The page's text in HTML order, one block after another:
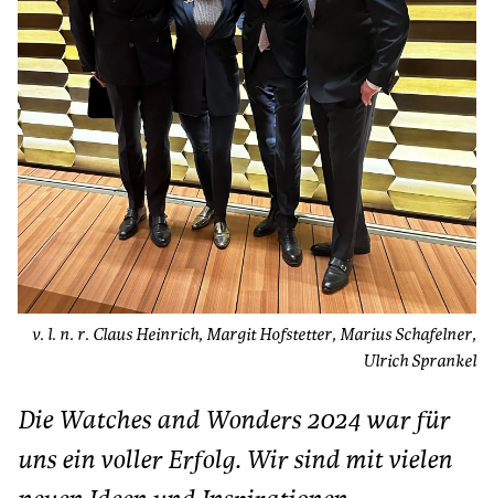
v. l. n. r. Claus Heinrich, Margit Hofstetter, Marius Schafelner,
Ulrich Sprankel
Die Watches and Wonders 2024 war für
uns ein voller Erfolg. Wir sind mit vielen